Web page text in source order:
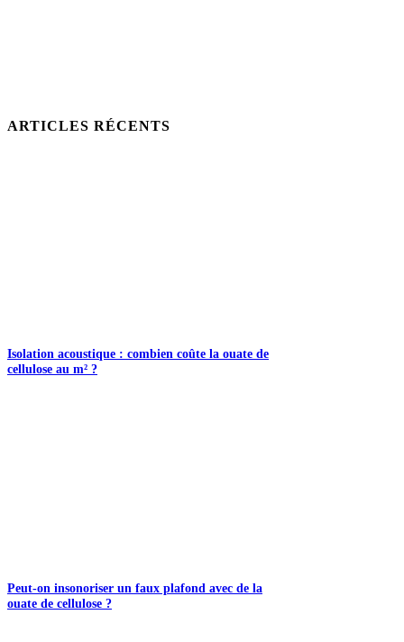
ARTICLES RÉCENTS
Isolation acoustique : combien coûte la ouate de
cellulose au m² ?
Peut-on insonoriser un faux plafond avec de la
ouate de cellulose ?